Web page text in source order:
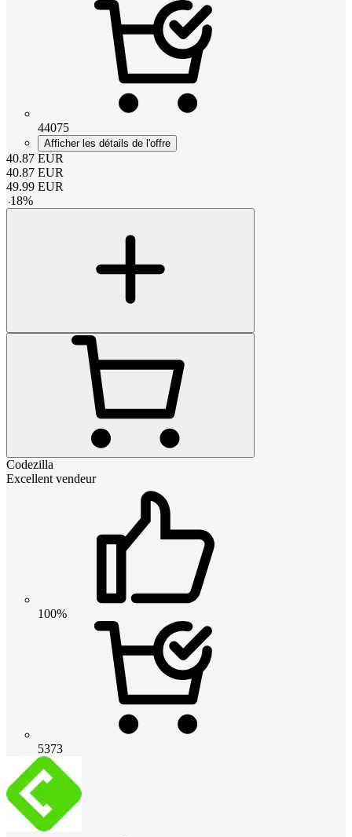
44075
Afficher les détails de l'offre
40.87 EUR
40.87 EUR
49.99 EUR
-18%
Codezilla
Excellent vendeur
100%
5373